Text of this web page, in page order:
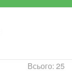
Всього: 25